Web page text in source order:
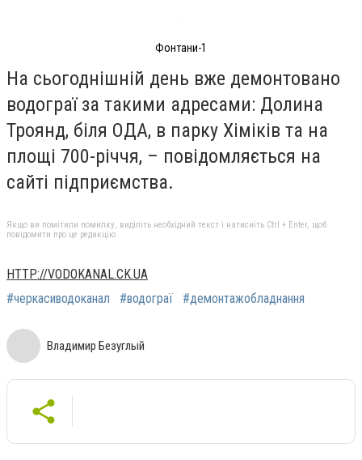
Фонтани-1
На сьогоднішній день вже демонтовано
водограї за такими адресами: Долина
Троянд, біля ОДА, в парку Хіміків та на
площі 700-річчя, – повідомляється на
сайті підприємства.
Якщо ви помітили помилку, виділіть необхідний текст і натисніть Ctrl + Enter, щоб
повідомити про це редакцію
HTTP://VODOKANAL.CK.UA
#черкасиводоканал
#водограї #демонтажобладнання
Владимир Безуглый